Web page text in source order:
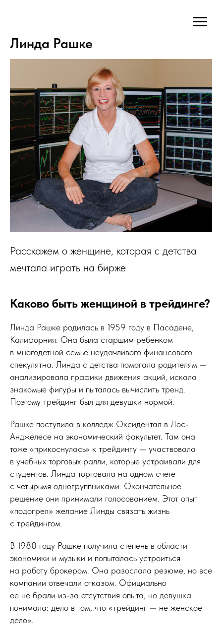
Линда Рашке
Расскажем о женщине, которая с детства
мечтала играть на бирже
Каково быть женщиной в трейдинге?
Линда Рашке родилась в 1959 году в Пасадене,
Калифорния. Она была старшим ребенком
в многодетной семье неудачливого финансового
спекулятна. Линда с детства помогала родителям —
анализировала графики движения акций, искала
знакомые фигуры и пыталась вычислить тренд.
Поэтому трейдинг был для девушки нормой.
Рашке поступила в колледж Оксидентал в Лос-
Анджелесе на экономический факультет. Там она
тоже «прикоснулась» к трейдингу — участвовала
в учебных торговых ралли, которые устраивали для
студентов. Линда торговала на одном счете
с четырьмя одногруппниками. Окончательное
решение они принимали голосованием. Этот опыт
«подогрел» желание Линды связать жизнь
с трейдингом.
В 1980 году Рашке получила степень в области
экономики и музыки и попыталась устроиться
на работу брокером. Она разослала резюме, но все
компании отвечали отказом. Официально
ее не брали из-за отсутствия опыта, но девушка
понимала: дело в том, что «трейдинг — не женское
дело».